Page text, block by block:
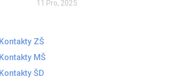
11 Pro, 2025
Kontakty ZŠ
Kontakty MŠ
Kontakty ŠD